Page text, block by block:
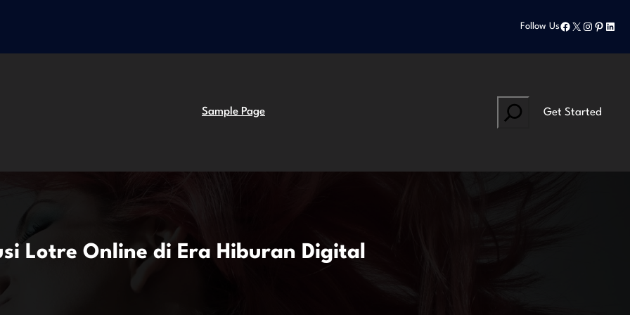
Follow UsFacebook
X Instagram
Sample Page
Search
Get Started
Lotre Online di Era Hiburan Digital